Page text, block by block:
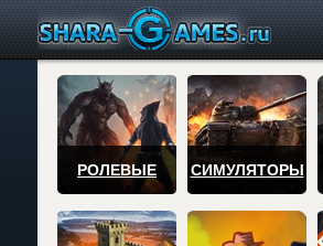
РОЛЕВЫЕ СИМУЛЯТОРЫ